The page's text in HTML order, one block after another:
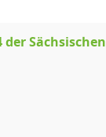
Sächsischen